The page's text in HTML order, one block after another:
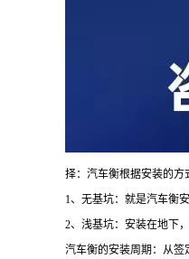
择：汽车衡根据安装的方
1、无基坑：就是汽车衡
2、浅基坑：安装在地下
汽车衡的安装周期：从